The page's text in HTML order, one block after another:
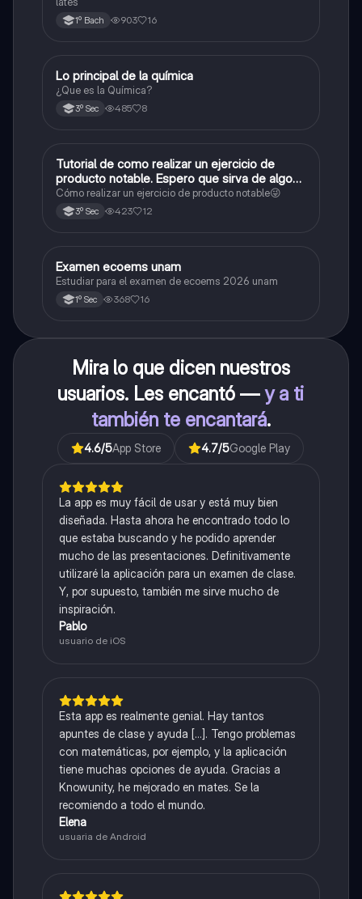
1º Bach 903 16
Química
Lo principal de la química
¿Que es la Química?
3º Sec 485 8
Matemáticas
Tutorial de como realizar un ejercicio de
producto notable. Espero que sirva de algo💕
😜
Cómo realizar un ejercicio de producto notable😜
3º Sec 423 12
Español
Examen ecoems unam
Estudiar para el examen de ecoems 2026 unam
1º Sec 368 16
Mira lo que dicen nuestros
usuarios. Les encantó —y a ti
también te encantará.
4.6/5App Store 4.7/5Google Play
La app es muy fácil de usar y está muy bien
diseñada. Hasta ahora he encontrado todo lo
que estaba buscando y he podido aprender
mucho de las presentaciones. Definitivamente
utilizaré la aplicación para un examen de clase.
Y, por supuesto, también me sirve mucho de
inspiración.
Pablo
usuario de iOS
Esta app es realmente genial. Hay tantos
apuntes de clase y ayuda [...]. Tengo problemas
con matemáticas, por ejemplo, y la aplicación
tiene muchas opciones de ayuda. Gracias a
Knowunity, he mejorado en mates. Se la
recomiendo a todo el mundo.
Elena
usuaria de Android